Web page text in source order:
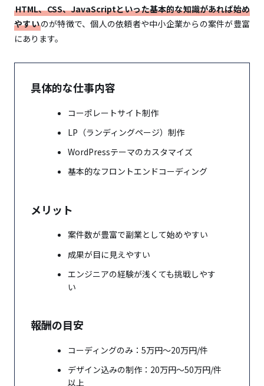
副業開始後の生活リズムと稼働スケジュールを具体的
にイメージする
一定の所得を超えると確定申告が必要になる
未経験者が挑戦しやすい副業案件の種類
未経験から月5万円の副業収入を目指す具体的な
HTML、CSS、JavaScriptといった基本的な知識があれば始め
やすいのが特徴で、個人の依頼者や中小企業からの案件が豊富
にあります。
具体的な仕事内容
コーポレートサイト制作
LP（ランディングページ）制作
WordPressテーマのカスタマイズ
基本的なフロントエンドコーディング
メリット
案件数が豊富で副業として始めやすい
成果が目に見えやすい
エンジニアの経験が浅くても挑戦しやす
い
報酬の目安
コーディングのみ：5万円〜20万円/件
デザイン込みの制作：20万円〜50万円/件
以上